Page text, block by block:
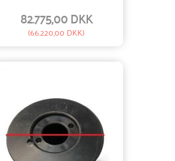
82.775,00 DKK
(66.220,00 DKK)